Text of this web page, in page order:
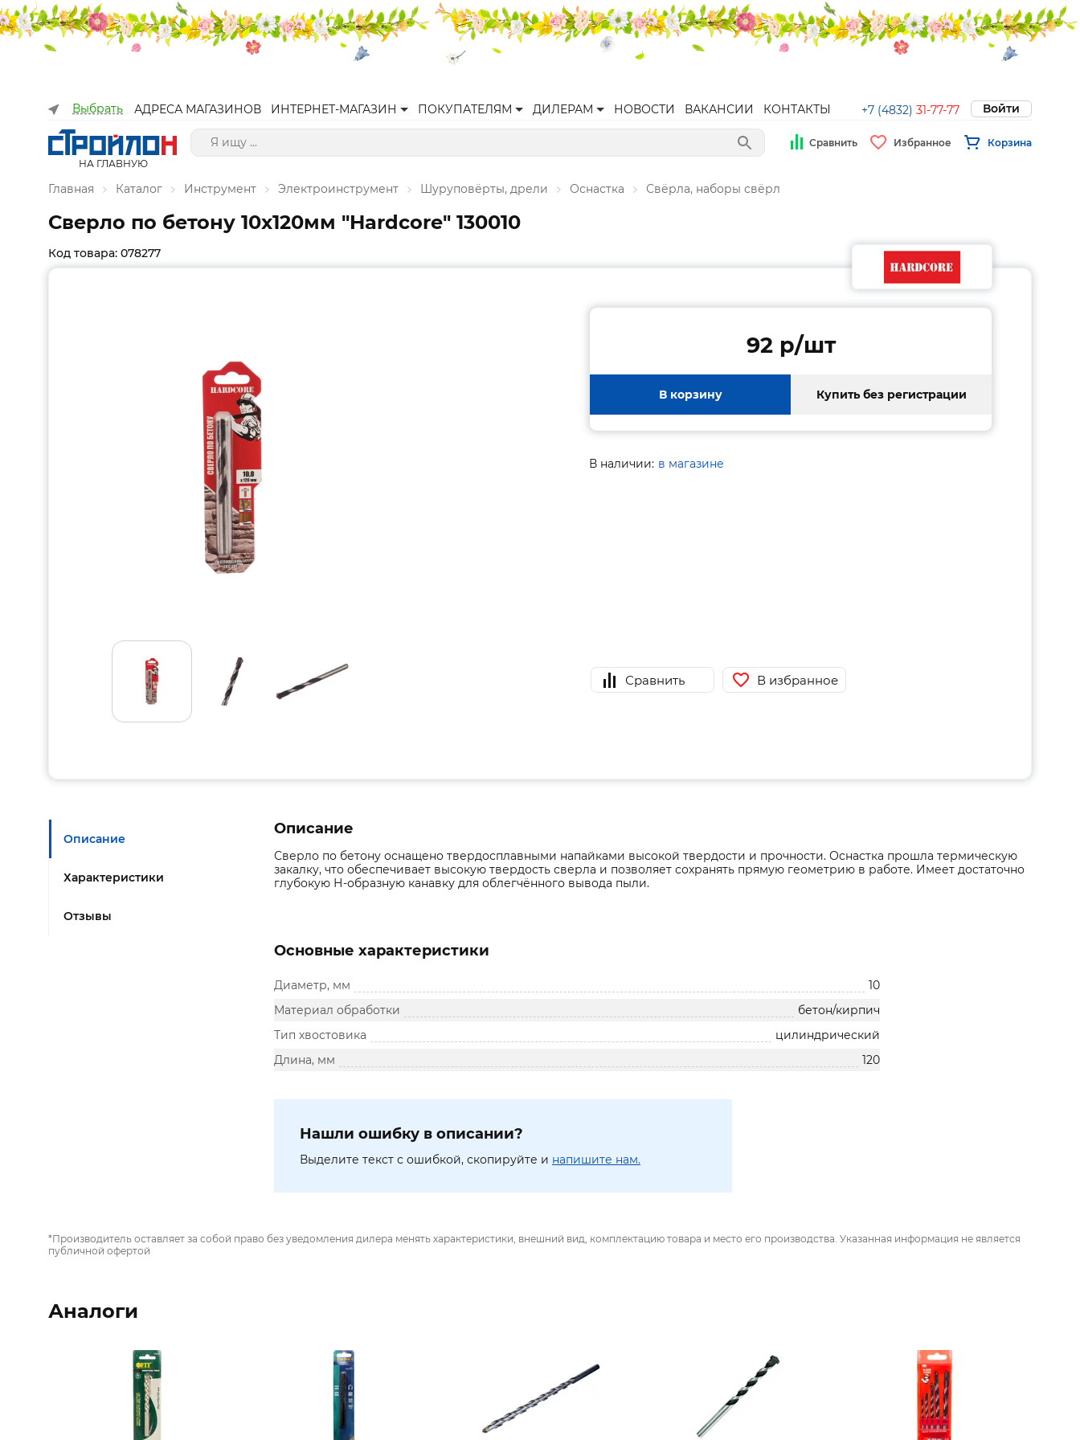
Выбрать АДРЕСА МАГАЗИНОВ ИНТЕРНЕТ-МАГАЗИН ПОКУПАТЕЛЯМ ДИЛЕРАМ НОВОСТИ ВАКАНСИИ КОНТАКТЫ +7 (4832) 31-77-77 Войти
НА ГЛАВНУЮ
Сравнить Избранное Корзина
Главная Каталог Инструмент Электроинструмент Шуруповёрты, дрели Оснастка Свёрла, наборы свёрл
Сверло по бетону 10x120мм "Hardcore" 130010
Код товара: 078277
92 p/шт
В корзину Купить без регистрации
В наличии: в магазине
Сравнить В избранное
Описание
Характеристики
Отзывы
Описание
Сверло по бетону оснащено твердосплавными напайками высокой твердости и прочности. Оснастка прошла термическую
закалку, что обеспечивает высокую твердость сверла и позволяет сохранять прямую геометрию в работе. Имеет достаточно
глубокую Н-образную канавку для облегчённого вывода пыли.
Основные характеристики
Диаметр, мм
10
Материал обработки
бетон/кирпич
Тип хвостовика
цилиндрический
Длина, мм
120
Нашли ошибку в описании?
Выделите текст с ошибкой, скопируйте и напишите нам.
*Производитель оставляет за собой право без уведомления дилера менять характеристики, внешний вид, комплектацию товара и место его производства. Указанная информация не является
публичной офертой
Аналоги